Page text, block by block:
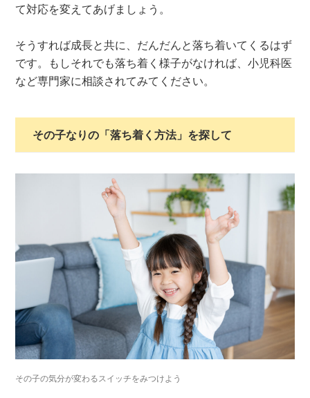
て対応を変えてあげましょう。
そうすれば成長と共に、だんだんと落ち着いてくるはず
です。もしそれでも落ち着く様子がなければ、小児科医
など専門家に相談されてみてください。
その子なりの「落ち着く方法」を探して
その子の気分が変わるスイッチをみつけよう